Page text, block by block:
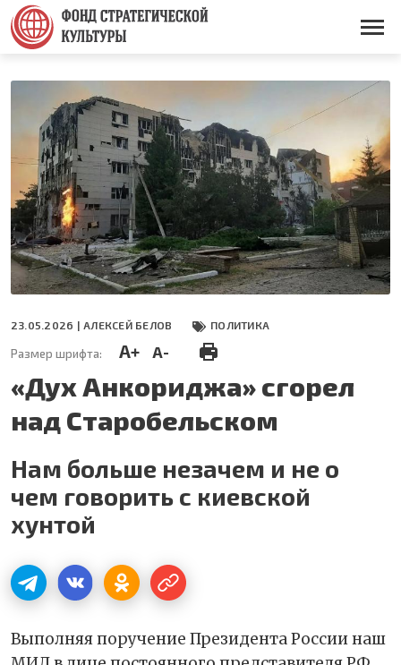
Перейти
основному
содержанию
Основная
23.05.2026 | АЛЕКСЕЙ БЕЛОВ ПОЛИТИКА
Размер шрифта: A+ A-
«Дух Анкориджа» сгорел
над Старобельском
Нам больше незачем и не о
чем говорить с киевской
хунтой
Выполняя поручение Президента России наш